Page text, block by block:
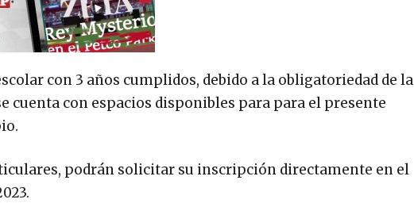
con 3 años cumplidos, debido a la obligatoriedad de la
cuenta con espacios disponibles para para el presente
podrán solicitar su inscripción directamente en el